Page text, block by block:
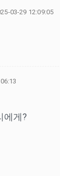
03-29 12:09:05
에게?